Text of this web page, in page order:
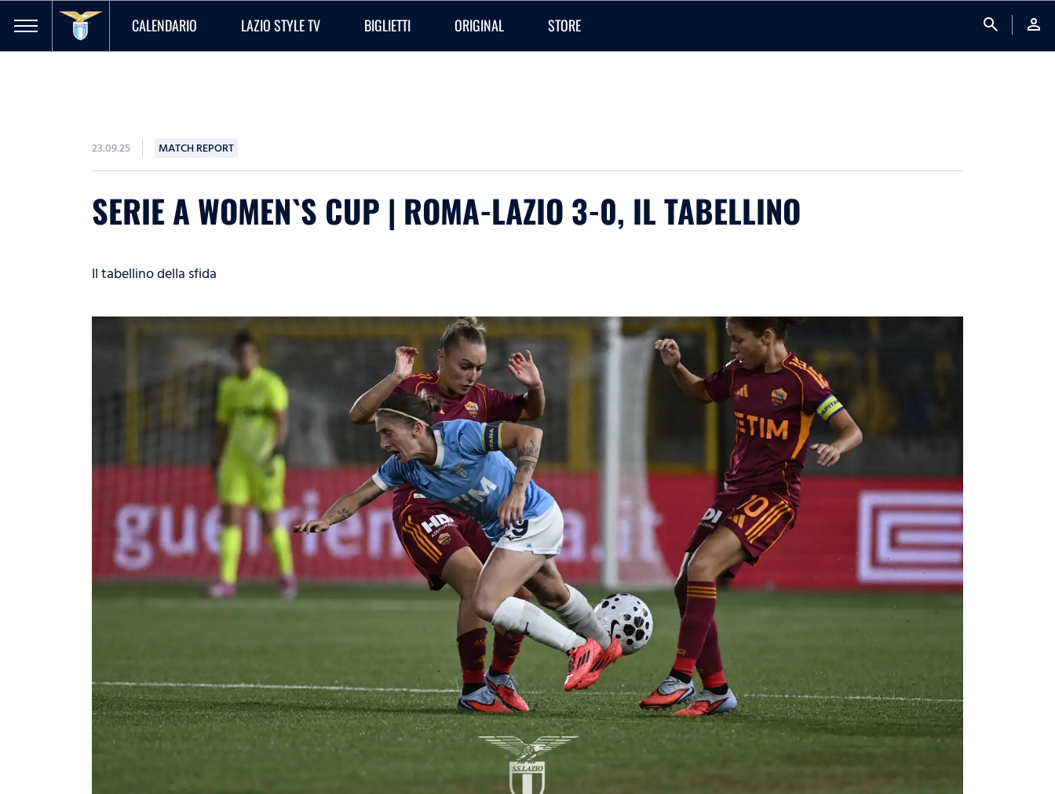
CALENDARIO LAZIO STYLE TV BIGLIETTI ORIGINAL STORE search person
23.09.25 MATCH REPORT
SERIE A WOMEN`S CUP | ROMA-LAZIO 3-0, IL TABELLINO
Il tabellino della sfida